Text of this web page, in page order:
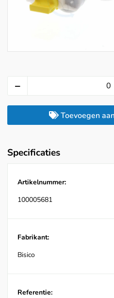
Toevoegen
Specificaties
Artikelnummer:
100005681
Fabrikant:
Bisico
Referentie: